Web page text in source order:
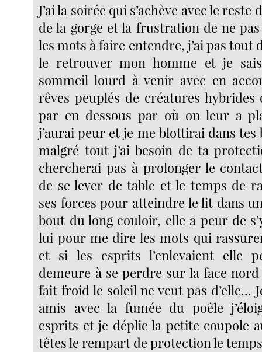
J’ai la soirée qui s’achève avec le reste
de la gorge et la frustration de ne
les mots à faire entendre, j’ai pas tout
le retrouver mon homme et je
sommeil lourd à venir avec en
rêves peuplés de créatures
par en dessous par où on leur a
j’aurai peur et je me blottirai dans
malgré tout j’ai besoin de ta
chercherai pas à prolonger le
de se lever de table et le temps de
ses forces pour atteindre le lit dans
bout du long couloir, elle a peur de
lui pour me dire les mots qui
et si les esprits l’enlevaient elle
demeure à se perdre sur la face
fait froid le soleil ne veut pas d’elle...
amis avec la fumée du poêle
esprits et je déplie la petite coupole
têtes le rempart de protection le